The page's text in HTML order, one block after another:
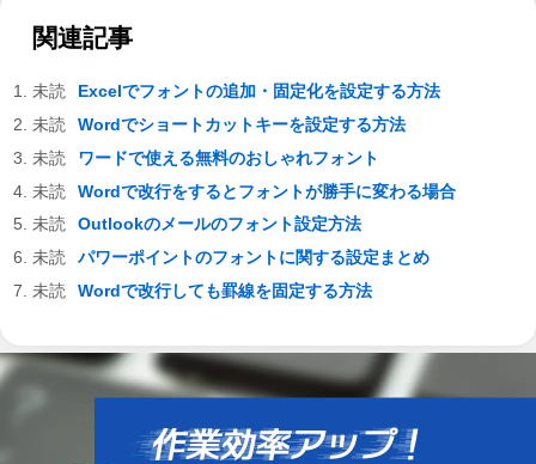
関連記事
Excelでフォントの追加・固定化を設定する方法
Wordでショートカットキーを設定する方法
ワードで使える無料のおしゃれフォント
Wordで改行をするとフォントが勝手に変わる場合
Outlookのメールのフォント設定方法
パワーポイントのフォントに関する設定まとめ
Wordで改行しても罫線を固定する方法